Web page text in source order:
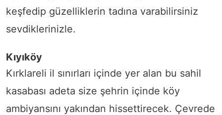
keşfedip güzelliklerin tadına varabilirsiniz
sevdiklerinizle.
Kıyıköy
Kırklareli il sınırları içinde yer alan bu sahil
kasabası adeta size şehrin içinde köy
ambiyansını yakından hissettirecek. Çevrede